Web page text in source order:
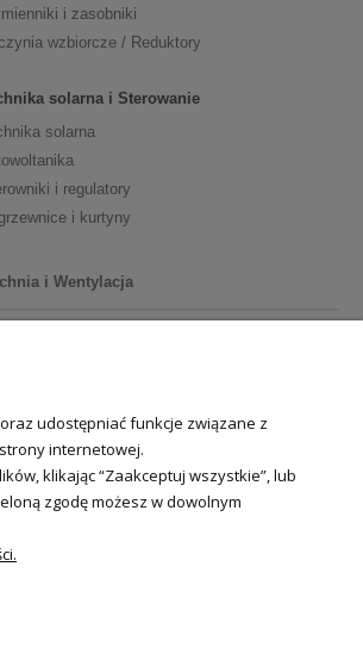
i zasobniki
wzbiorcze / Reduktory
solarna i Sterowanie
solarna
i regulatory
i kurtyny
i Wentylacja
do odpadów
i Informacje
udostępniać funkcje związane z
internetowej.
klikając “Zaakceptuj wszystkie”, lub
zgodę możesz w dowolnym